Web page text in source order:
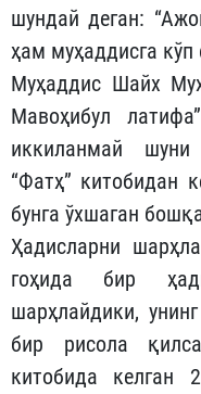
шундай деган:
ҳам муҳаддисга
Муҳаддис Шайх
Мавоҳибул
иккиланмай
“Фатҳ” китобидан
бунга ўхшаган
Ҳадисларни
гоҳида бир
шарҳлайдики,
бир рисола
китобида келган